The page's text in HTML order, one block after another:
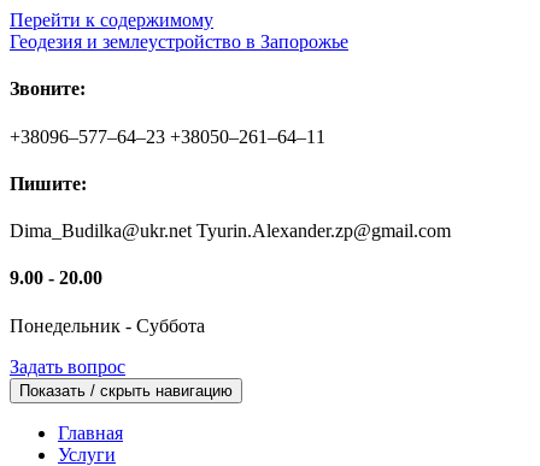
Перейти к содержимому
Геодезия и землеустройство в Запорожье
Звоните:
+38096–577–64–23 +38050–261–64–11
Пишите:
Dima_Budilka@ukr.net Tyurin.Alexander.zp@gmail.com
9.00 - 20.00
Понедельник - Суббота
Задать вопрос
Показать / скрыть навигацию
Главная
Услуги